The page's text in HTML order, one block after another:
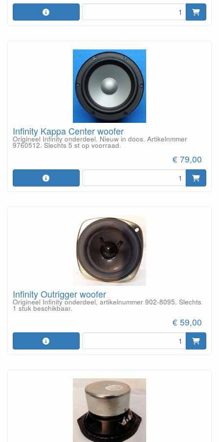
Infinity Kappa Center woofer
Origineel Infinity onderdeel. Nieuw in doos. Artikelnmmer
9760512. Slechts 5 st op voorraad.
€ 79,00
Infinity Outrigger woofer
Origineel Infinity onderdeel, artikelnummer 902-8095. Slechts
1 stuk beschikbaar.
€ 59,00